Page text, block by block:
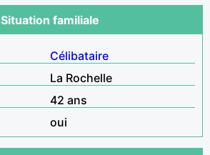
Situation familiale
Célibataire
La Rochelle
42 ans
oui